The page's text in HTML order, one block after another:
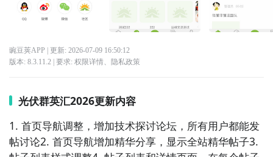
豌豆荚APP | 更新: 2026-07-09 16:50:12
版本: 8.3.11.2| 要求: 权限详情、 隐私政策
光伏群英汇2026更新内容
1. 首页导航调整，增加技术探讨论坛，所有用户都能发
帖讨论2. 首页导航增加精华分享，显示全站精华帖子3.